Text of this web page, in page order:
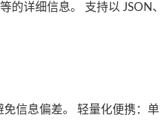
的详细信息。 支持以 JSON
信息偏差。 轻量化便携：